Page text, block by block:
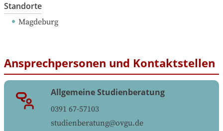
Standorte
Magdeburg
Ansprechpersonen und Kontaktstellen
Allgemeine Studienberatung
0391 67-57103
studienberatung@ovgu.de